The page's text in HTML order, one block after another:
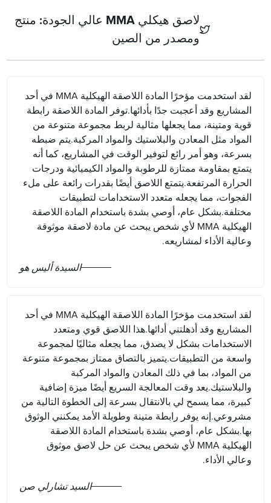
لاصق هيكلي MMA عالي الجودة: منتج
ومصدر من الصين
لقد استخدمت مؤخرًا المادة اللاصقة الهيكلية MMA في أحد
المشاريع وقد أعجبت جدًا بأدائها.توفر المادة اللاصقة رابطة
قوية ومتينة، مما يجعلها مثالية لربط مجموعة متنوعة من
المواد مثل المعادن والبلاستيك والمواد المركبة.يتم ضبطه
بسرعة، وهو أمر رائع لتوفير الوقت في المشاريع، كما أنه
يتمتع بمقاومة ممتازة للرطوبة والمواد الكيميائية ودرجات
الحرارة المرتفعة.يتمتع اللاصق أيضًا بقدرات رائعة على ملء
الفجوات، مما يجعله متعدد الاستخدامات لتطبيقات
مختلفة.بشكل عام، أوصي بشدة باستخدام المادة اللاصقة
الهيكلية MMA لأي شخص يبحث عن مادة لاصقة موثوقة
وعالية الأداء لمشاريعه.
السيدة أليس هو
لقد استخدمت مؤخرًا المادة اللاصقة الهيكلية MMA في أحد
المشاريع وقد أذهلتني أدائها.هذا اللاصق قوي ومتعدد
الاستخدامات بشكل لا يصدق، مما يجعله مثاليًا لمجموعة
واسعة من التطبيقات.يتميز بالتصاق ممتاز بمجموعة متنوعة
من المواد، بما في ذلك المعادن والمواد المركبة
والبلاستيك.يعد وقت المعالجة السريع أيضًا ميزة إضافية
كبيرة، مما يسمح لي بالانتقال بسرعة إلى الخطوة التالية من
مشروعي.إنه يوفر رابطة متينة وطويلة الأمد يمكنني الوثوق
بها.بشكل عام، أوصي بشدة باستخدام المادة اللاصقة
الهيكلية MMA لأي شخص يبحث عن حل لاصق موثوق
وعالي الأداء.
السيد تشارلي صن